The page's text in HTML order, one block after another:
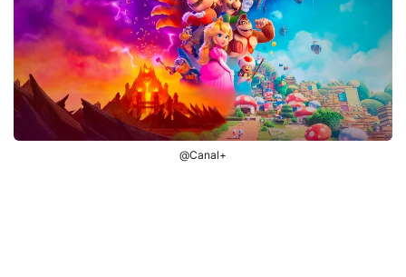
@Canal+